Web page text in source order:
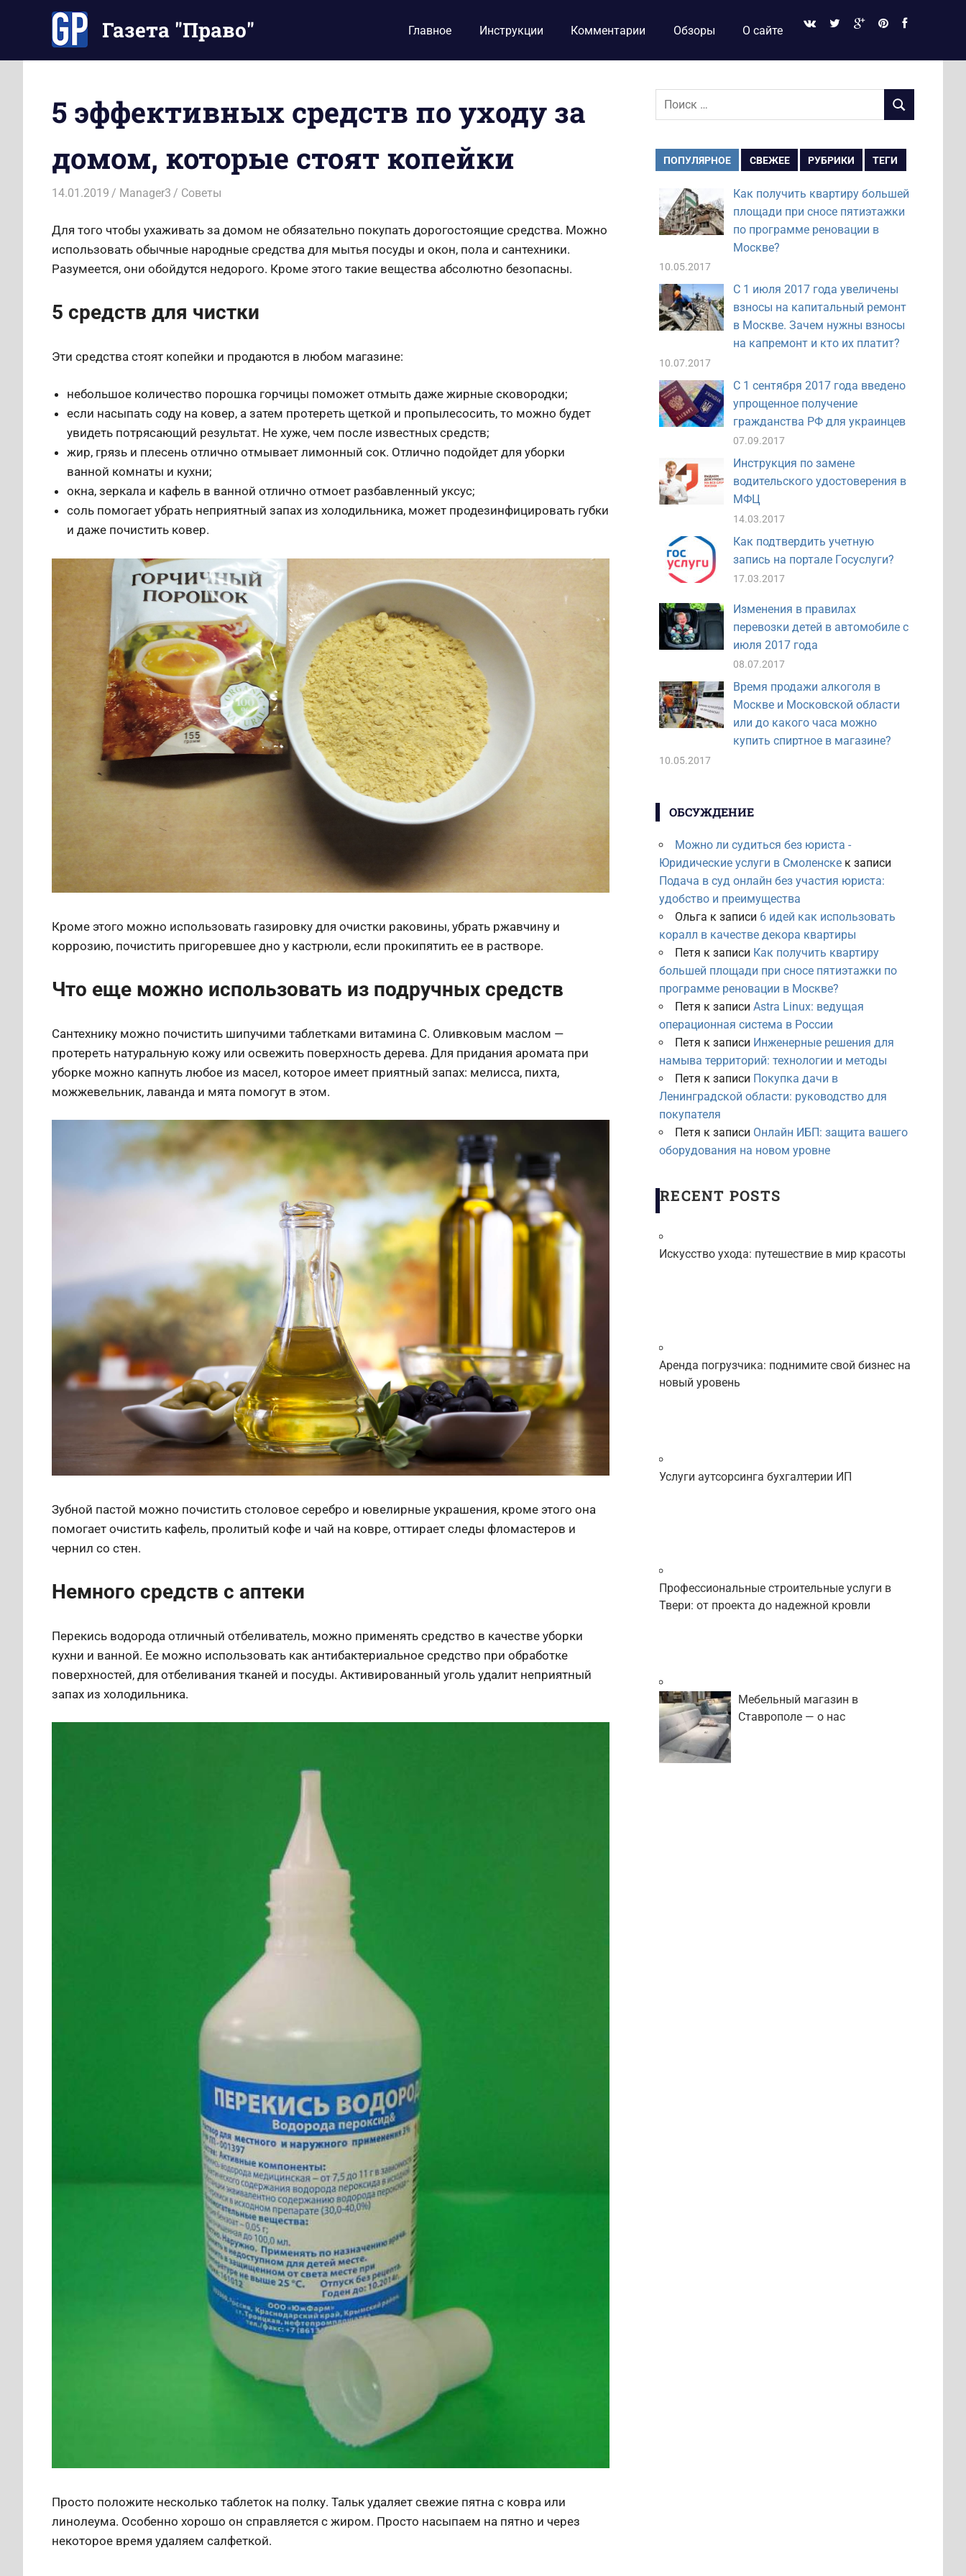
содержимому
Газета "Право"
Ваше
время
Главное Инструкции Комментарии Обзоры О сайте
5 эффективных средств по уходу за
домом, которые стоят копейки
14.01.2019 Manager3 Советы
Для того чтобы ухаживать за домом не обязательно покупать дорогостоящие средства. Можно
использовать обычные народные средства для мытья посуды и окон, пола и сантехники.
Разумеется, они обойдутся недорого. Кроме этого такие вещества абсолютно безопасны.
5 средств для чистки
Эти средства стоят копейки и продаются в любом магазине:
небольшое количество порошка горчицы поможет отмыть даже жирные сковородки;
если насыпать соду на ковер, а затем протереть щеткой и пропылесосить, то можно будет
увидеть потрясающий результат. Не хуже, чем после известных средств;
жир, грязь и плесень отлично отмывает лимонный сок. Отлично подойдет для уборки
ванной комнаты и кухни;
окна, зеркала и кафель в ванной отлично отмоет разбавленный уксус;
соль помогает убрать неприятный запах из холодильника, может продезинфицировать губки
и даже почистить ковер.
Кроме этого можно использовать газировку для очистки раковины, убрать ржавчину и
коррозию, почистить пригоревшее дно у кастрюли, если прокипятить ее в растворе.
Что еще можно использовать из подручных средств
Сантехнику можно почистить шипучими таблетками витамина С. Оливковым маслом —
протереть натуральную кожу или освежить поверхность дерева. Для придания аромата при
уборке можно капнуть любое из масел, которое имеет приятный запах: мелисса, пихта,
можжевельник, лаванда и мята помогут в этом.
Зубной пастой можно почистить столовое серебро и ювелирные украшения, кроме этого она
помогает очистить кафель, пролитый кофе и чай на ковре, оттирает следы фломастеров и
чернил со стен.
Немного средств с аптеки
Перекись водорода отличный отбеливатель, можно применять средство в качестве уборки
кухни и ванной. Ее можно использовать как антибактериальное средство при обработке
поверхностей, для отбеливания тканей и посуды. Активированный уголь удалит неприятный
запах из холодильника.
Просто положите несколько таблеток на полку. Тальк удаляет свежие пятна с ковра или
линолеума. Особенно хорошо он справляется с жиром. Просто насыпаем на пятно и через
некоторое время удаляем салфеткой.
Поиск
ПОИСК
ПОПУЛЯРНОЕ СВЕЖЕЕ РУБРИКИ ТЕГИ
Как получить квартиру большей
площади при сносе пятиэтажки
по программе реновации в
Москве?
10.05.2017
С 1 июля 2017 года увеличены
взносы на капитальный ремонт
в Москве. Зачем нужны взносы
на капремонт и кто их платит?
10.07.2017
С 1 сентября 2017 года введено
упрощенное получение
гражданства РФ для украинцев
07.09.2017
Инструкция по замене
водительского удостоверения в
МФЦ
14.03.2017
Как подтвердить учетную
запись на портале Госуслуги?
17.03.2017
Изменения в правилах
перевозки детей в автомобиле с
июля 2017 года
08.07.2017
Время продажи алкоголя в
Москве и Московской области
или до какого часа можно
купить спиртное в магазине?
10.05.2017
ОБСУЖДЕНИЕ
Можно ли судиться без юриста -
Юридические услуги в Смоленскек записи
Подача в суд онлайн без участия юриста:
удобство и преимущества
Ольга к записи 6 идей как использовать
коралл в качестве декора квартиры
Петя к записи Как получить квартиру
большей площади при сносе пятиэтажки по
программе реновации в Москве?
Петя к записи Astra Linux: ведущая
операционная система в России
Петя к записи Инженерные решения для
намыва территорий: технологии и методы
Петя к записи Покупка дачи в
Ленинградской области: руководство для
покупателя
Петя к записи Онлайн ИБП: защита вашего
оборудования на новом уровне
RECENT POSTS
Искусство ухода: путешествие в мир красоты
Аренда погрузчика: поднимите свой бизнес на
новый уровень
Услуги аутсорсинга бухгалтерии ИП
Профессиональные строительные услуги в
Твери: от проекта до надежной кровли
Мебельный магазин в
Ставрополе — о нас